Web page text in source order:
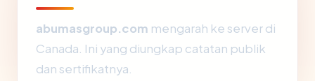
abumasgroup.com mengarah ke server di
Canada. Ini yang diungkap catatan publik
dan sertifikatnya.